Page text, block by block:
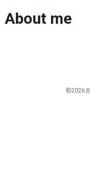
About me
©2026